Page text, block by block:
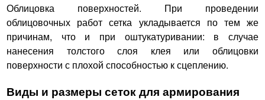
Облицовка поверхностей. При проведении
облицовочных работ сетка укладывается по тем же
причинам, что и при оштукатуривании: в случае
нанесения толстого слоя клея или облицовки
поверхности с плохой способностью к сцеплению.
Виды и размеры сеток для армирования